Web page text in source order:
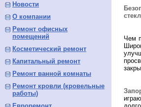
Новости
О компании
Ремонт офисных
помещений
Косметический ремонт
Капитальный ремонт
Ремонт ванной комнаты
Ремонт кровли (кровельные
работы)
Чем